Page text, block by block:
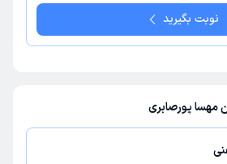
نوبت بگیرید
مهسا پورصابری